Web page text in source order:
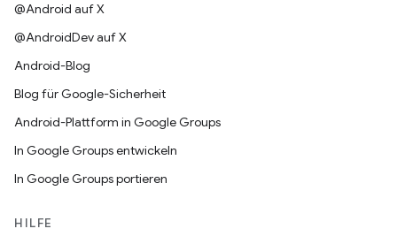
@Android auf X
@AndroidDev auf X
Android-Blog
Blog für Google-Sicherheit
Android-Plattform in Google Groups
In Google Groups entwickeln
In Google Groups portieren
HILFE